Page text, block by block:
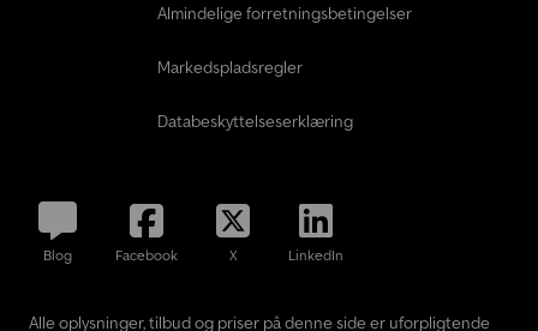
Almindelige forretningsbetingelser
Markedspladsregler
Databeskyttelseserklæring
Blog Facebook X LinkedIn
Alle oplysninger, tilbud og priser på denne side er uforpligtende